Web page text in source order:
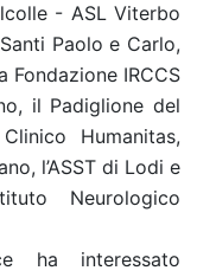
- ASL Viterbo
Paolo e Carlo,
Fondazione IRCCS
il Padiglione del
Humanitas,
l’ASST di Lodi e
Neurologico
ha interessato